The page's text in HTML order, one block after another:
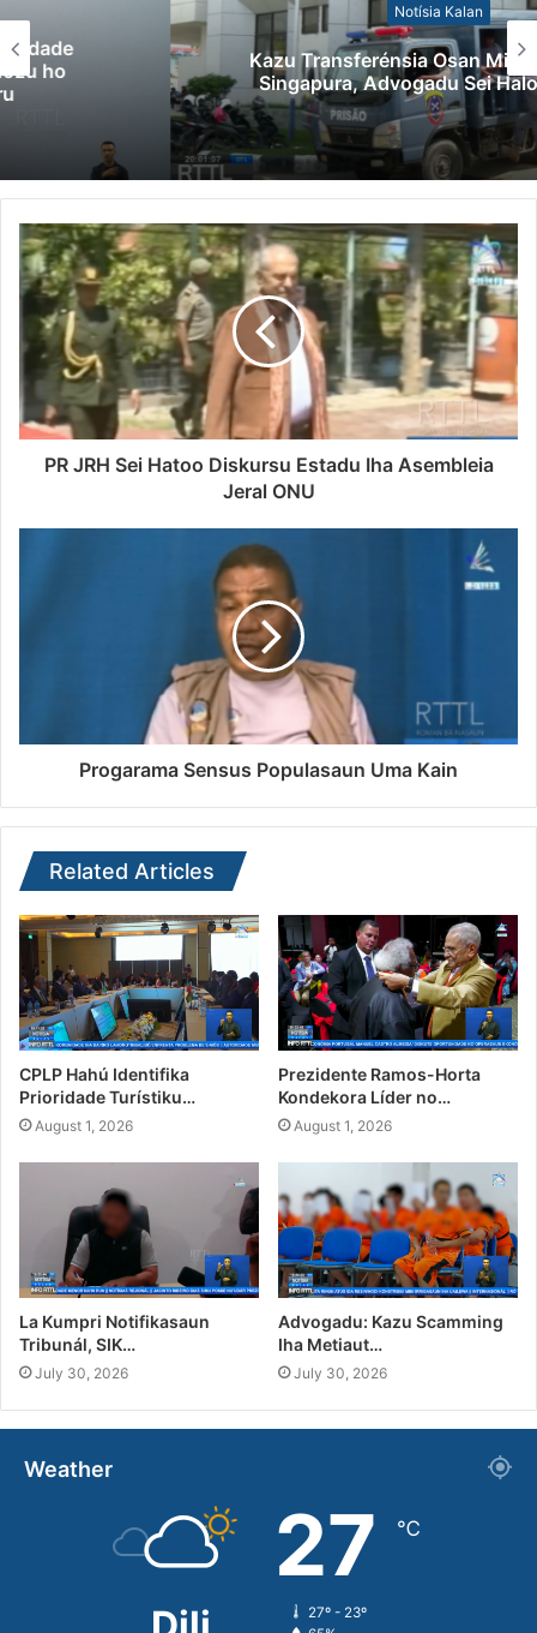
Notísia Kalan
Kazu Transferénsia Osan Millaun 42 Husi
Singapura, Advogadu Sei Halo Rekursu
PR JRH Sei Hatoo Diskursu Estadu Iha Asembleia
Jeral ONU
Progarama Sensus Populasaun Uma Kain
Related Articles
CPLP Hahú Identifika
Prioridade Turístiku…
August 1, 2026
Prezidente Ramos-Horta
Kondekora Líder no…
August 1, 2026
La Kumpri Notifikasaun
Tribunál, SIK…
July 30, 2026
Advogadu: Kazu Scamming
Iha Metiaut…
July 30, 2026
Weather
27 ℃
27º - 23º